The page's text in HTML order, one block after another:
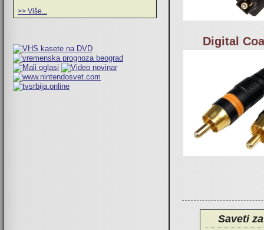
>> Više...
Digital
Saveti